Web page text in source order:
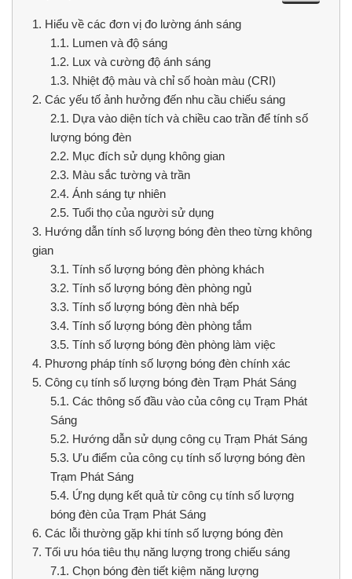
1. Hiểu về các đơn vị đo lường ánh sáng
1.1. Lumen và độ sáng
1.2. Lux và cường độ ánh sáng
1.3. Nhiệt độ màu và chỉ số hoàn màu (CRI)
2. Các yếu tố ảnh hưởng đến nhu cầu chiếu sáng
2.1. Dựa vào diện tích và chiều cao trần để tính số
lượng bóng đèn
2.2. Mục đích sử dụng không gian
2.3. Màu sắc tường và trần
2.4. Ánh sáng tự nhiên
2.5. Tuổi thọ của người sử dụng
3. Hướng dẫn tính số lượng bóng đèn theo từng không
gian
3.1. Tính số lượng bóng đèn phòng khách
3.2. Tính số lượng bóng đèn phòng ngủ
3.3. Tính số lượng bóng đèn nhà bếp
3.4. Tính số lượng bóng đèn phòng tắm
3.5. Tính số lượng bóng đèn phòng làm việc
4. Phương pháp tính số lượng bóng đèn chính xác
5. Công cụ tính số lượng bóng đèn Trạm Phát Sáng
5.1. Các thông số đầu vào của công cụ Trạm Phát
Sáng
5.2. Hướng dẫn sử dụng công cụ Trạm Phát Sáng
5.3. Ưu điểm của công cụ tính số lượng bóng đèn
Trạm Phát Sáng
5.4. Ứng dụng kết quả từ công cụ tính số lượng
bóng đèn của Trạm Phát Sáng
6. Các lỗi thường gặp khi tính số lượng bóng đèn
7. Tối ưu hóa tiêu thụ năng lượng trong chiếu sáng
7.1. Chọn bóng đèn tiết kiệm năng lượng